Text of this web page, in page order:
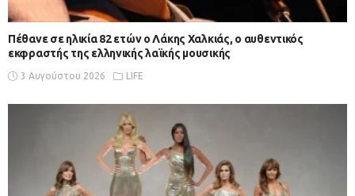
Πέθανε σε ηλικία 82 ετών ο Λάκης Χαλκιάς, ο αυθεντικός
εκφραστής της ελληνικής λαϊκής μουσικής
3 Αυγούστου 2026 LIFE